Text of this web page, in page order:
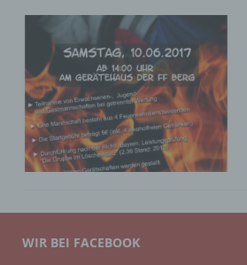
WIR BEI FACEBOOK